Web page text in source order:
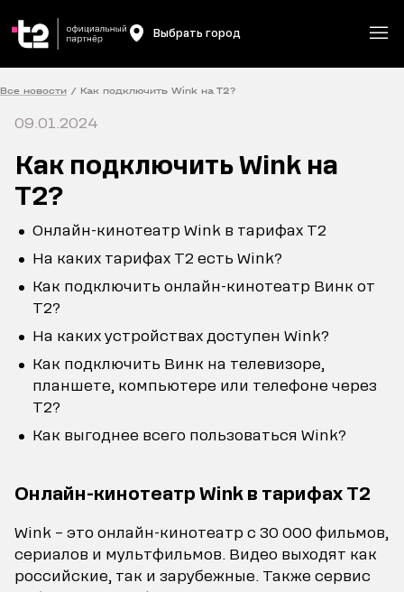
Выбрать город
Все новости / Как подключить Wink на Т2?
09.01.2024
Как подключить Wink на
Т2?
Онлайн-кинотеатр Wink в тарифах Т2
На каких тарифах Т2 есть Wink?
Как подключить онлайн-кинотеатр Винк от
Т2?
На каких устройствах доступен Wink?
Как подключить Винк на телевизоре,
планшете, компьютере или телефоне через
Т2?
Как выгоднее всего пользоваться Wink?
Онлайн-кинотеатр Wink в тарифах Т2
Wink – это онлайн-кинотеатр с 30 000 фильмов,
сериалов и мультфильмов. Видео выходят как
российские, так и зарубежные. Также сервис